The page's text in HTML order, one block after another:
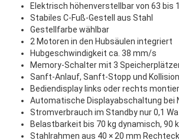
Elektrisch höhenverstellbar von 63 bis
Stabiles C-Fuß-Gestell aus Stahl
Gestellfarbe wählbar
2 Motoren in den Hubsäulen integriert
Hubgeschwindigkeit ca. 38 mm/s
Memory-Schalter mit 3
Sanft-Anlauf, Sanft-Stopp und
Bediendisplay links oder rechts
Automatische Displayabschaltung bei
Stromverbrauch im Standby nur 0,1
Belastbarkeit bis 70 kg dynamisch, 90
Stahlrahmen aus 40 × 20 mm